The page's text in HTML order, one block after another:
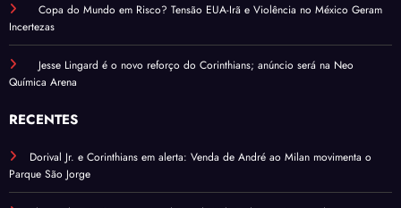
Copa do Mundo em Risco? Tensão EUA-Irã e Violência no México Geram
Incertezas
Jesse Lingard é o novo reforço do Corinthians; anúncio será na Neo
Química Arena
RECENTES
Dorival Jr. e Corinthians em alerta: Venda de André ao Milan movimenta o
Parque São Jorge